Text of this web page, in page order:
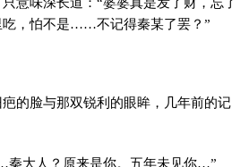
吃，怕不是……不记得秦某了罢？”
的脸与那双锐利的眼眸，几年前的记
大人？原来是你。五年未见你…”